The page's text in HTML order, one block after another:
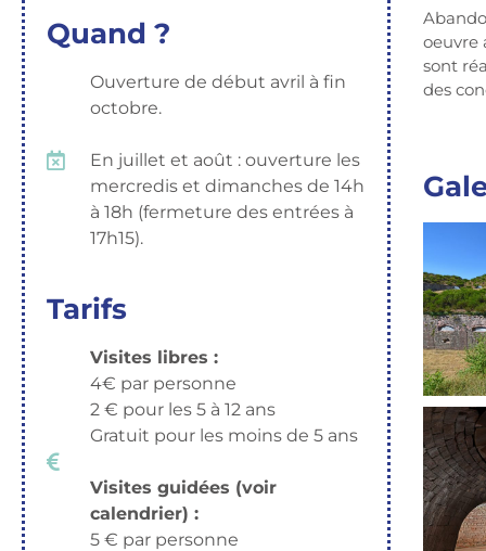
Quand ?
Ouverture de début avril à fin
octobre.
En juillet et août : ouverture les
mercredis et dimanches de 14h
à 18h (fermeture des entrées à
17h15).
Tarifs
Visites libres :
4€ par personne
2 € pour les 5 à 12 ans
Gratuit pour les moins de 5 ans
Visites guidées (voir
calendrier) :
5 € par personne
oeuvre
sont
des